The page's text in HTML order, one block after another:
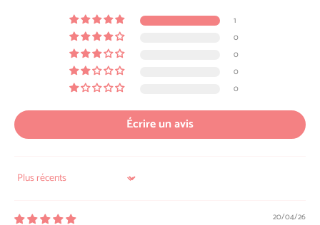
1
0
0
0
0
Écrire un avis
Sort by
20/04/26